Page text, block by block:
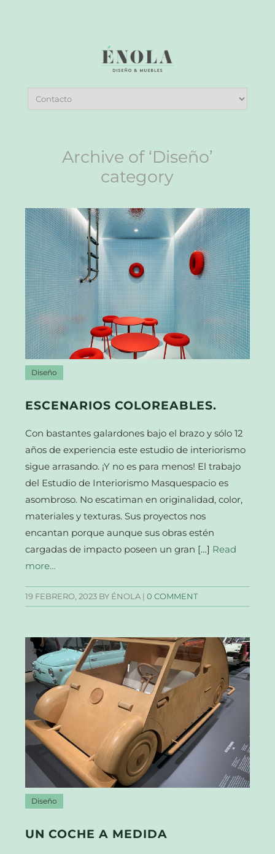
Archive of ‘Diseño’
category
Diseño
ESCENARIOS COLOREABLES.
Con bastantes galardones bajo el brazo y sólo 12
años de experiencia este estudio de interiorismo
sigue arrasando. ¡Y no es para menos! El trabajo
del Estudio de Interiorismo Masquespacio es
asombroso. No escatiman en originalidad, color,
materiales y texturas. Sus proyectos nos
encantan porque aunque sus obras estén
cargadas de impacto poseen un gran […] Read
more…
19 FEBRERO, 2023 BY ÉNOLA |0 COMMENT
Diseño
UN COCHE A MEDIDA